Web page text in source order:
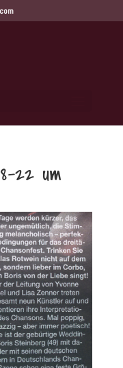
22 um